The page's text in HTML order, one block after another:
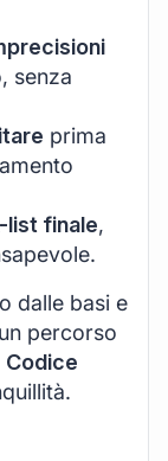
senza
prima
list finale,
dalle basi e
percorso
Codice